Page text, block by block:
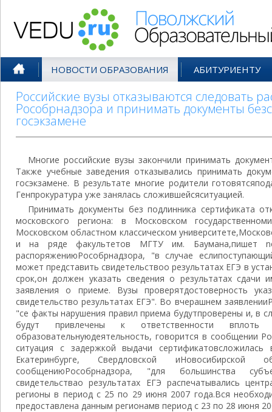
НОВОСТИ ОБРАЗОВАНИЯ АБИТУРИЕНТУ
Российские вузы отказываются следовать
Рособрнадзора и принимать документы
госэкзамене
Многие российские вузы закончили принимать
Также учебные заведения отказывались принимать
госэкзамене. В результате многие родители
Генпрокуратура уже занялась сложившейсяситуацией.
Принимать документы без подлинника сертификата
московского региона: в Московском
Московском областном классическом
и на ряде факультетов МГТУ им. Баумана,пишет
распоряжениюРособрнадзора, "в случае
может представить свидетельствоо результатах ЕГЭ в
срок,он должен указать сведения о результатах сдачи
заявления о приеме. Вузы проверятдостоверность
свидетельство результатах ЕГЭ". Во вчерашнем
"се факты нарушения правил приема будутпроверены и, в
будут привлечены к ответственности
образовательнуюдеятельность, говорится в сообщении
ситуация с задержкой выдачи
Екатеринбурге, Свердловской
сообщениюРособрнадзора, "для большинства
свидетельствао результатах ЕГЭ распечатывались
регионы в период с 25 по 29 июня 2007 года.Вся
предоставлена данным регионамв период с 23 по 28 июня